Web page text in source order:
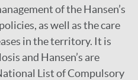
of the Hansen’s
as well as the care
in the territory. It is
and Hansen’s are
List of Compulsory